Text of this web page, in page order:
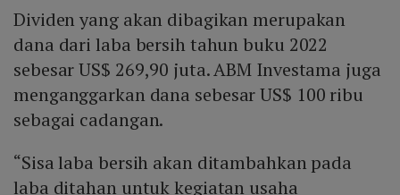
Dividen yang akan dibagikan merupakan
dana dari laba bersih tahun buku 2022
sebesar US$ 269,90 juta. ABM Investama juga
menganggarkan dana sebesar US$ 100 ribu
sebagai cadangan.
“Sisa laba bersih akan ditambahkan pada
laba ditahan untuk kegiatan usaha